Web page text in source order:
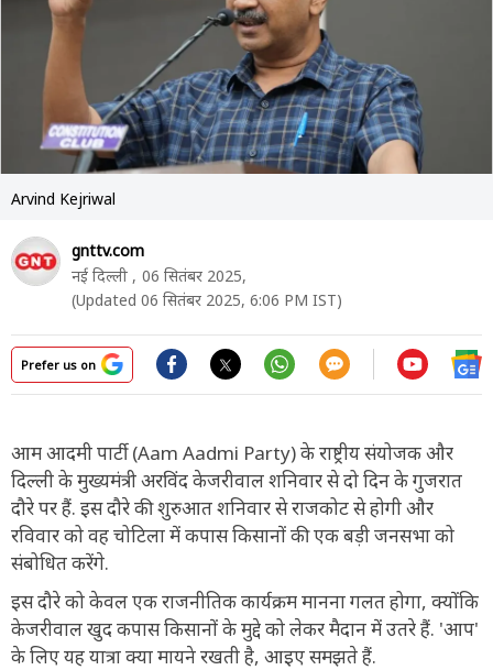
Arvind Kejriwal
gnttv.com
नई दिल्ली , 06 सितंबर 2025,
(Updated 06 सितंबर 2025, 6:06 PM IST)
Prefer us on
आम आदमी पार्टी (Aam Aadmi Party) के राष्ट्रीय संयोजक और
दिल्ली के मुख्यमंत्री अरविंद केजरीवाल शनिवार से दो दिन के गुजरात
दौरे पर हैं. इस दौरे की शुरुआत शनिवार से राजकोट से होगी और
रविवार को वह चोटिला में कपास किसानों की एक बड़ी जनसभा को
संबोधित करेंगे.
इस दौरे को केवल एक राजनीतिक कार्यक्रम मानना गलत होगा, क्योंकि
केजरीवाल खुद कपास किसानों के मुद्दे को लेकर मैदान में उतरे हैं. 'आप'
के लिए यह यात्रा क्या मायने रखती है, आइए समझते हैं.